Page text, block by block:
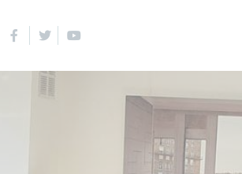
FacebookTwitter
RECHERCHER